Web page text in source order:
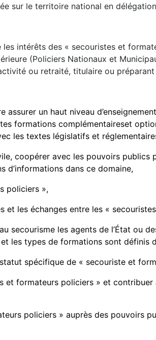
sur le territoire national en
intérêts des « secouristes et
(Policiers Nationaux et
ou retraité, titulaire ou
assurer un haut niveau
formations complémentaireset
les textes législatifs et
coopérer avec les pouvoirs
d’informations dans ce domaine,
policiers »,
les échanges entre les «
secourisme les agents de l’État ou
les types de formations sont définis
spécifique de « secouriste et
formateurs policiers » et
policiers » auprès des pouvoirs